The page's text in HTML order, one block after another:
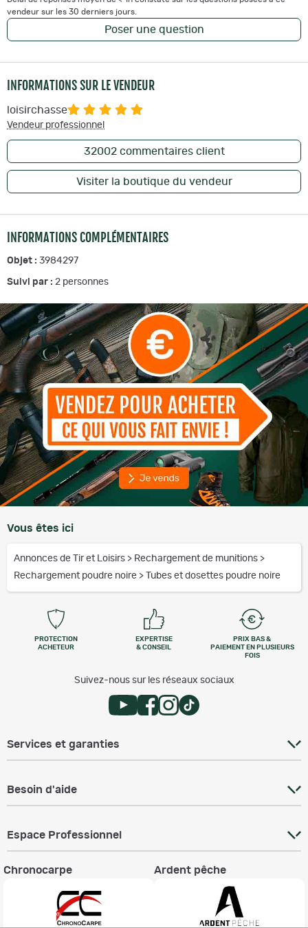
vendeur sur les 30 derniers jours.
Poser une question
INFORMATIONS SUR LE VENDEUR
loisirchasse
Vendeur professionnel
32002commentaires client
Visiter la boutique du vendeur
INFORMATIONS COMPLÉMENTAIRES
Objet : 3984297
Suivi par : 2 personnes
Vous êtes ici
Annonces de Tir et Loisirs > Rechargement de munitions >
Rechargement poudre noire > Tubes et dosettes poudre noire
PROTECTION
ACHETEUR
EXPERTISE
& CONSEIL
PRIX BAS &
PAIEMENT EN PLUSIEURS
FOIS
Suivez-nous sur les réseaux sociaux
Services et garanties
Besoin d'aide
Espace Professionnel
Chronocarpe Ardent pêche